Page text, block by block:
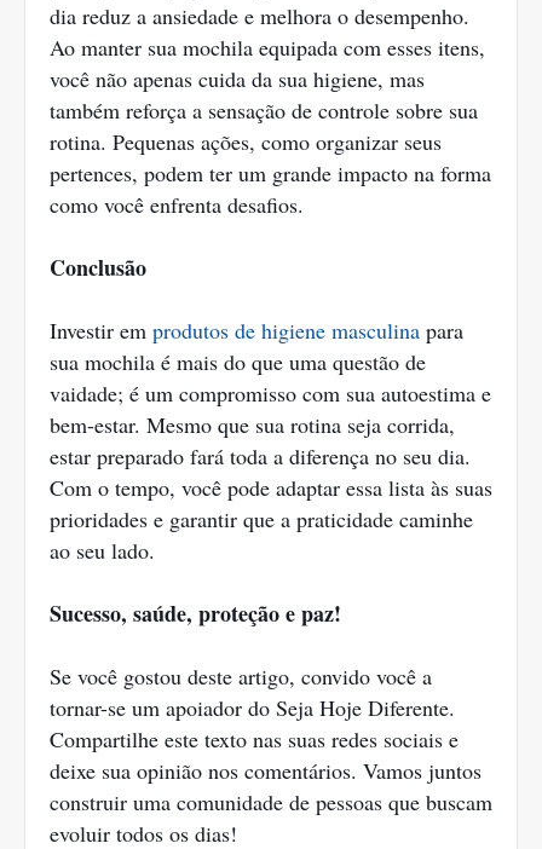
dia reduz a ansiedade e melhora o desempenho.
Ao manter sua mochila equipada com esses itens,
você não apenas cuida da sua higiene, mas
também reforça a sensação de controle sobre sua
rotina. Pequenas ações, como organizar seus
pertences, podem ter um grande impacto na forma
como você enfrenta desafios.
Conclusão
Investir em produtos de higiene masculina para
sua mochila é mais do que uma questão de
vaidade; é um compromisso com sua autoestima e
bem-estar. Mesmo que sua rotina seja corrida,
estar preparado fará toda a diferença no seu dia.
Com o tempo, você pode adaptar essa lista às suas
prioridades e garantir que a praticidade caminhe
ao seu lado.
Sucesso, saúde, proteção e paz!
Se você gostou deste artigo, convido você a
tornar-se um apoiador do Seja Hoje Diferente.
Compartilhe este texto nas suas redes sociais e
deixe sua opinião nos comentários. Vamos juntos
construir uma comunidade de pessoas que buscam
evoluir todos os dias!